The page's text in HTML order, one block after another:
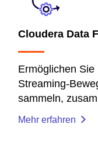
Cloudera Data
Ermöglichen
Streaming-
sammeln,
Mehr erfahren